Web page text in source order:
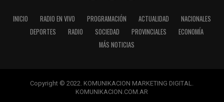
INICIO RADIO EN VIVO PROGRAMACIÓN ACTUALIDAD
NACIONALES
DEPORTES
RADIO SOCIEDAD PROVINCIALES
ECONOMÍA
MÁS NOTICIAS
Copyright © 2022. KOMUNIKACION MARKETING DIGITAL.
KOMUNIKACION.COM.AR